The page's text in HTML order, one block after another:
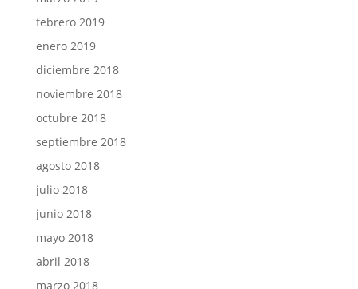
febrero 2019
enero 2019
diciembre 2018
noviembre 2018
octubre 2018
septiembre 2018
agosto 2018
julio 2018
junio 2018
mayo 2018
abril 2018
marzo 2018